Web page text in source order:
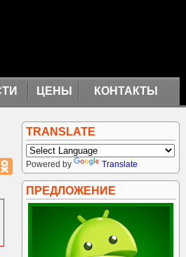
ЦЕНЫ КОНТАКТЫ
TRANSLATE
Powered by Translate
ПРЕДЛОЖЕНИЕ